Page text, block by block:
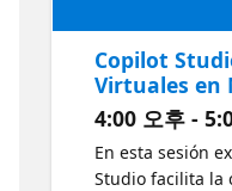
looking to start
automation and
workflows!
Copilot
Virtuales en
4:00 오후 -
En esta sesión
Studio facilita la